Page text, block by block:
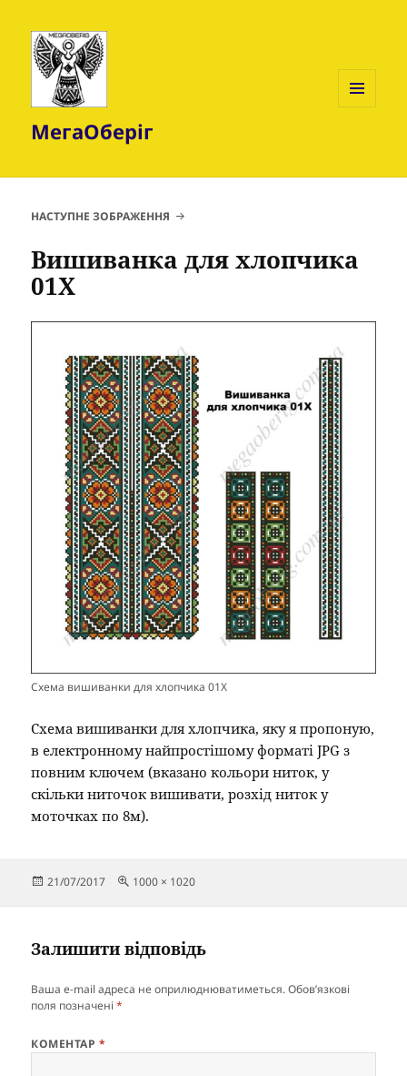
МегаОберіг
НАСТУПНЕ ЗОБРАЖЕННЯ
Вишиванка для хлопчика
01Х
Схема вишиванки для хлопчика 01Х
Схема вишиванки для хлопчика, яку я пропоную,
в електронному найпростішому форматі JPG з
повним ключем (вказано кольори ниток, у
скільки ниточок вишивати, розхід ниток у
моточках по 8м).
Опубліковано
21/07/2017
Повний
1000 × 1020
Залишити відповідь
Ваша e-mail адреса не оприлюднюватиметься. Обов’язкові
поля позначені*
КОМЕНТАР *